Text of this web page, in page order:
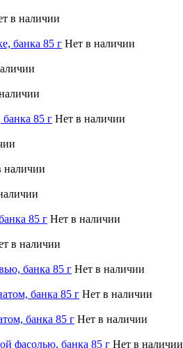
в наличии
банка 85 г Нет в наличии
85 г Нет в наличии
наличии
85 г Нет в наличии
в наличии
банка 85 г Нет в наличии
банка 85 г Нет в наличии
банка 85 г Нет в наличии
фасолью, банка 85 г Нет в наличии